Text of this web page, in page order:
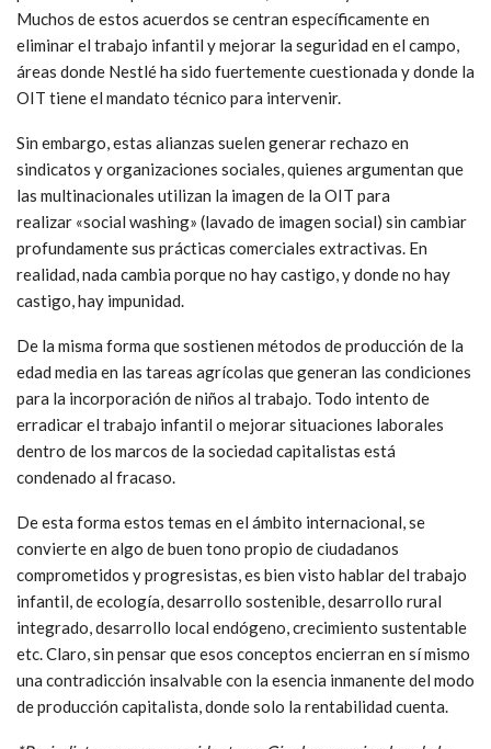
Muchos de estos acuerdos se centran específicamente en
eliminar el trabajo infantil y mejorar la seguridad en el campo,
áreas donde Nestlé ha sido fuertemente cuestionada y donde la
OIT tiene el mandato técnico para intervenir.
Sin embargo, estas alianzas suelen generar rechazo en
sindicatos y organizaciones sociales, quienes argumentan que
las multinacionales utilizan la imagen de la OIT para
realizar «social washing» (lavado de imagen social) sin cambiar
profundamente sus prácticas comerciales extractivas. En
realidad, nada cambia porque no hay castigo, y donde no hay
castigo, hay impunidad.
De la misma forma que sostienen métodos de producción de la
edad media en las tareas agrícolas que generan las condiciones
para la incorporación de niños al trabajo. Todo intento de
erradicar el trabajo infantil o mejorar situaciones laborales
dentro de los marcos de la sociedad capitalistas está
condenado al fracaso.
De esta forma estos temas en el ámbito internacional, se
convierte en algo de buen tono propio de ciudadanos
comprometidos y progresistas, es bien visto hablar del trabajo
infantil, de ecología, desarrollo sostenible, desarrollo rural
integrado, desarrollo local endógeno, crecimiento sustentable
etc. Claro, sin pensar que esos conceptos encierran en sí mismo
una contradicción insalvable con la esencia inmanente del modo
de producción capitalista, donde solo la rentabilidad cuenta.